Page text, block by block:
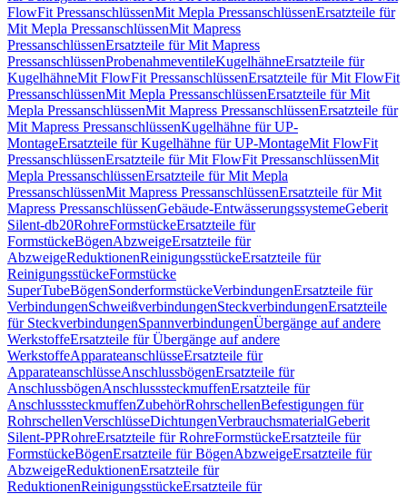
FlowFit PressanschlüssenMit Mepla PressanschlüssenErsatzteile für
Mit Mepla PressanschlüssenMit Mapress
PressanschlüssenErsatzteile für Mit Mapress
PressanschlüssenProbenahmeventileKugelhähneErsatzteile für
KugelhähneMit FlowFit PressanschlüssenErsatzteile für Mit FlowFit
PressanschlüssenMit Mepla PressanschlüssenErsatzteile für Mit
Mepla PressanschlüssenMit Mapress PressanschlüssenErsatzteile für
Mit Mapress PressanschlüssenKugelhähne für UP-
MontageErsatzteile für Kugelhähne für UP-MontageMit FlowFit
PressanschlüssenErsatzteile für Mit FlowFit PressanschlüssenMit
Mepla PressanschlüssenErsatzteile für Mit Mepla
PressanschlüssenMit Mapress PressanschlüssenErsatzteile für Mit
Mapress PressanschlüssenGebäude-EntwässerungssystemeGeberit
Silent-db20RohreFormstückeErsatzteile für
FormstückeBögenAbzweigeErsatzteile für
AbzweigeReduktionenReinigungsstückeErsatzteile für
ReinigungsstückeFormstücke
SuperTubeBögenSonderformstückeVerbindungenErsatzteile für
VerbindungenSchweißverbindungenSteckverbindungenErsatzteile
für SteckverbindungenSpannverbindungenÜbergänge auf andere
WerkstoffeErsatzteile für Übergänge auf andere
WerkstoffeApparateanschlüsseErsatzteile für
ApparateanschlüsseAnschlussbögenErsatzteile für
AnschlussbögenAnschlusssteckmuffenErsatzteile für
AnschlusssteckmuffenZubehörRohrschellenBefestigungen für
RohrschellenVerschlüsseDichtungenVerbrauchsmaterialGeberit
Silent-PPRohreErsatzteile für RohreFormstückeErsatzteile für
FormstückeBögenErsatzteile für BögenAbzweigeErsatzteile für
AbzweigeReduktionenErsatzteile für
ReduktionenReinigungsstückeErsatzteile für